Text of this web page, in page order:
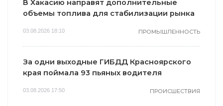
В Хакасию направят дополнительные
объемы топлива для стабилизации рынка
03.08.2026 18:10 ПРОМЫШЛЕННОСТЬ
За одни выходные ГИБДД Красноярского
края поймала 93 пьяных водителя
03.08.2026 17:50 ПРОИСШЕСТВИЯ